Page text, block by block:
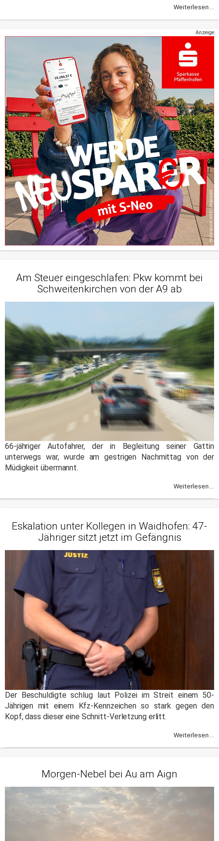
Weiterlesen ...
Anzeige
Am Steuer eingeschlafen: Pkw kommt bei
Schweitenkirchen von der A9 ab
66-jähriger Autofahrer, der in Begleitung seiner Gattin
unterwegs war, wurde am gestrigen Nachmittag von der
Müdigkeit übermannt.
Weiterlesen ...
Eskalation unter Kollegen in Waidhofen: 47-
Jähriger sitzt jetzt im Gefängnis
Der Beschuldigte schlug laut Polizei im Streit einem 50-
Jährigen mit einem Kfz-Kennzeichen so stark gegen den
Kopf, dass dieser eine Schnitt-Verletzung erlitt.
Weiterlesen ...
Morgen-Nebel bei Au am Aign